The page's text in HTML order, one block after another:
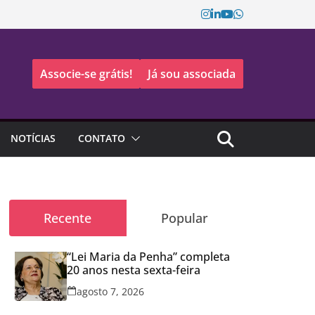
Associe-se grátis! Já sou associada
NOTÍCIAS CONTATO
Recente Popular
“Lei Maria da Penha” completa
20 anos nesta sexta-feira
agosto 7, 2026